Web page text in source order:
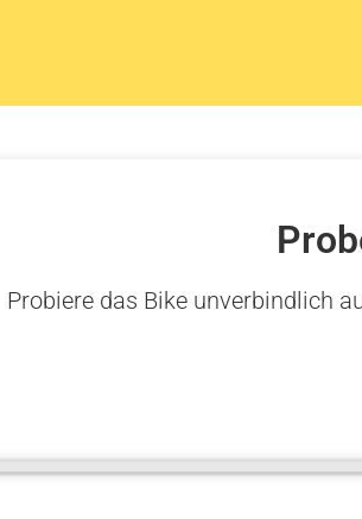
Probiere das Bike unverbindlich